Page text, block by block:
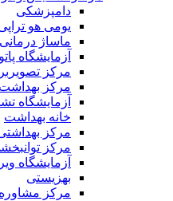
دامپزشکی
یومی هو
ماساژ درمانی
آزمایشگاه
مرکز
مرکز بهداشت
آزمایشگاه
خانه بهداشت
مرکز
مرکز
آزمایشگاه
بهزیستی
مرکز مشاوره